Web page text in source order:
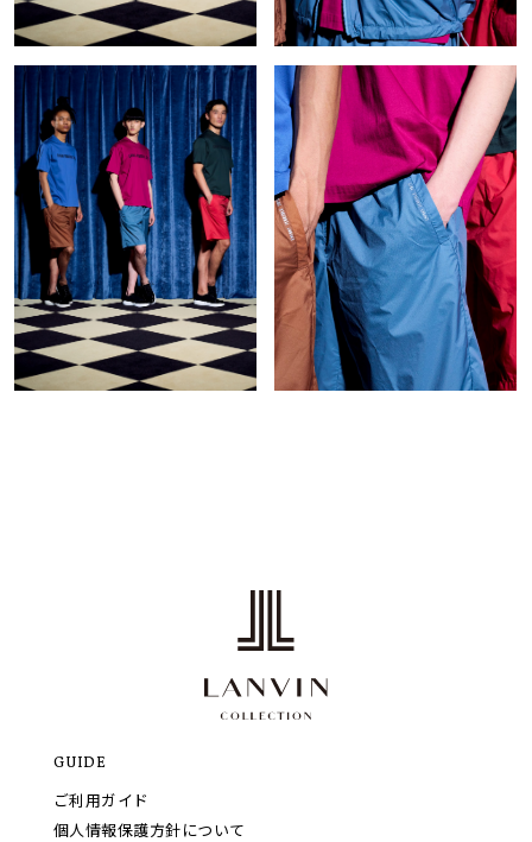
GUIDE
ご利用ガイド
個人情報保護方針について